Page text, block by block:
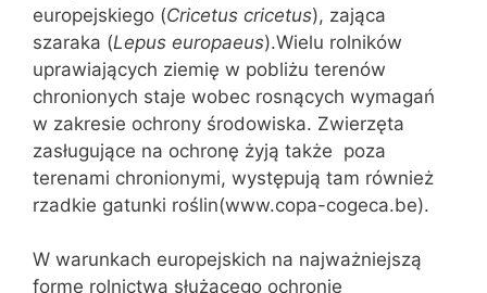
europejskiego (Cricetus cricetus), zająca
szaraka (Lepus europaeus).Wielu rolników
uprawiających ziemię w pobliżu terenów
chronionych staje wobec rosnących wymagań
w zakresie ochrony środowiska. Zwierzęta
zasługujące na ochronę żyją także poza
terenami chronionymi, występują tam również
rzadkie gatunki roślin(www.copa-cogeca.be).
W warunkach europejskich na najważniejszą
formę rolnictwa służącego ochronie